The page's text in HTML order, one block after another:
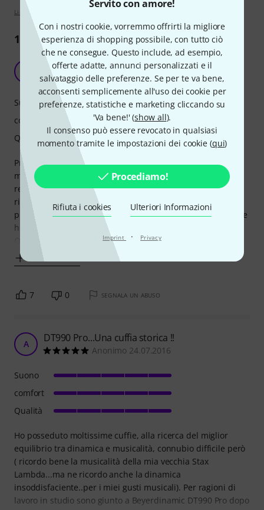
Servito con amore!
Con i nostri cookie, vorremmo offrirti la migliore
esperienza di shopping possibile, con tutto ciò
che ne consegue. Questo include, ad esempio,
offerte adatte, annunci personalizzati e il
salvataggio delle preferenze. Se per te va bene,
acconsenti semplicemente all'uso dei cookie per
preferenze, statistiche e marketing cliccando su
'Va bene!' (show all).
Il consenso può essere revocato in qualsiasi
momento tramite le impostazioni dei cookie (qui)
Procediamo!
Rifiuta i cookies Ulteriori Informazioni
Imprint · Privacy
Linee guida per la valutazione
1592 Recensioni
Cuffie precise, solide e molto comode.
Anonimo 11.01.2016
Premetto che sono un compositore e che lavoro molto con
materiale audio derivante da librerie orchestrali e
registrazioni di musica Sinfonico/Orchestrale. Ero alla
ricerca di un paio di cuffie comode che mi restituissero il
più fedelmente possibile il feeling e il dettaglio acustico che
ho quando uso i miei monitor principali (Focal).
Quindi ne faccio utilizzo
Suono
comfort
Qualità
7 0 SEGNALA UN ABUSO
A DT990 Pro...Una cuffia storica !!
Anonimo 24.07.2016
Ho posseduto moltissime cuffie, alla ricerca del miglior
equilibrio tra dinamica e musicalità, connubio difficile però
( ricordo bene la musicalità della mia vecchia Stax
Lambda...ma ne ricordo anche la dinamica
insoddisfaciente..per i miei gusti musicali). Per ragioni di
lavoro in studio sono giunto a Beyerdinamic DT990 Pro dopo
Suono
comfort
Qualità